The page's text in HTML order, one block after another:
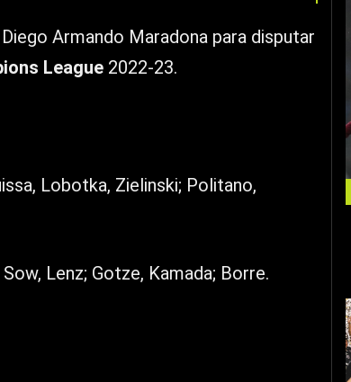
Armando Maradona para disputar
League 2022-23.
Lobotka, Zielinski; Politano,
Lenz; Gotze, Kamada; Borre.